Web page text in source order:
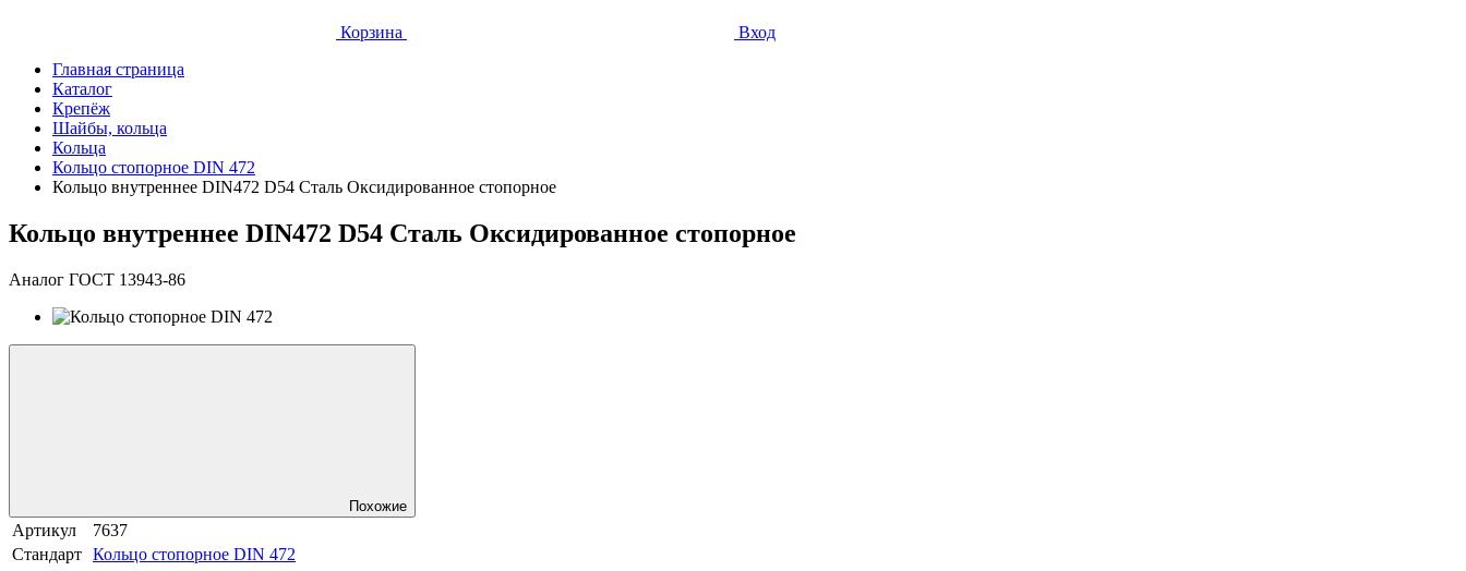
Корзина
Вход
Главная страница
Каталог
Крепёж
Шайбы, кольца
Кольца
Кольцо стопорное DIN 472
Кольцо внутреннее DIN472 D54 Сталь Оксидированное стопорное
Кольцо внутреннее DIN472 D54 Сталь Оксидированное стопорное
Аналог ГОСТ 13943-86
Похожие
Артикул
7637
Стандарт Кольцо стопорное DIN 472